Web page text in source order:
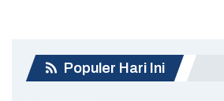
Populer Hari Ini